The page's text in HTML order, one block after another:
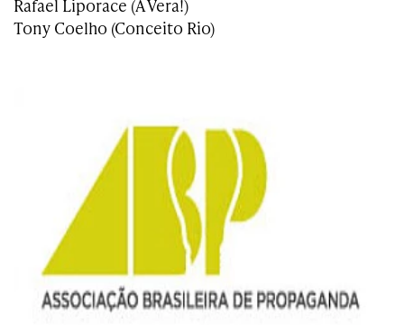
Rafael Liporace (A Vera!)
Tony Coelho (Conceito Rio)